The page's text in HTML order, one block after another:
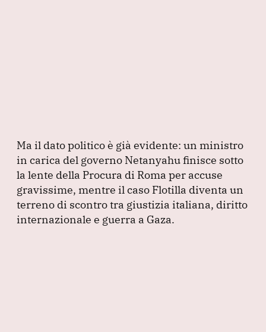
Ma il dato politico è già evidente: un ministro
in carica del governo Netanyahu finisce sotto
la lente della Procura di Roma per accuse
gravissime, mentre il caso Flotilla diventa un
terreno di scontro tra giustizia italiana, diritto
internazionale e guerra a Gaza.